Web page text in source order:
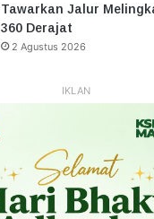
Tawarkan Jalur
360 Derajat
2 Agustus 2026
IKLAN